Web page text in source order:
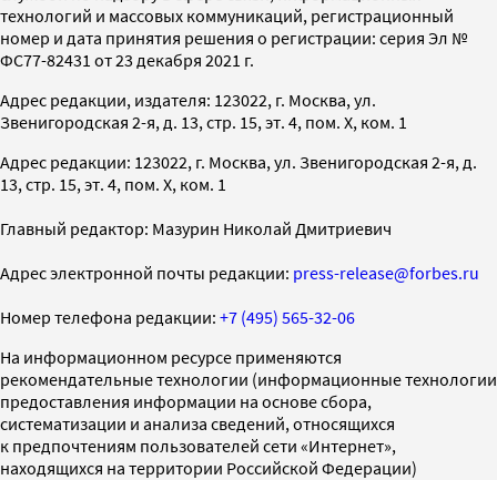
технологий и массовых коммуникаций, регистрационный
номер и дата принятия решения о регистрации: серия Эл №
ФС77-82431 от 23 декабря 2021 г.
Адрес редакции, издателя: 123022, г. Москва, ул.
Звенигородская 2-я, д. 13, стр. 15, эт. 4, пом. X, ком. 1
Адрес редакции: 123022, г. Москва, ул. Звенигородская 2-я, д.
13, стр. 15, эт. 4, пом. X, ком. 1
Главный редактор: Мазурин Николай Дмитриевич
Адрес электронной почты редакции: press-release@forbes.ru
Номер телефона редакции: +7 (495) 565-32-06
На информационном ресурсе применяются
рекомендательные технологии (информационные технологии
предоставления информации на основе сбора,
систематизации и анализа сведений, относящихся
к предпочтениям пользователей сети «Интернет»,
находящихся на территории Российской Федерации)